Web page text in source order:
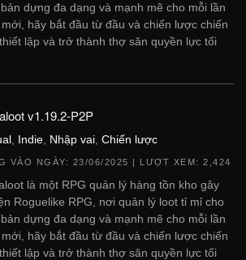
dựng đa dạng và mạnh mẽ cho mỗi lần
hãy bắt đầu từ đầu và chiến lược chiến
lập và trở thành thợ săn quyền lực tối
v1.19.2-P2P
Indie Nhập vai Chiến lược
VÀO NGÀY: 23/06/2025 | LƯỢT XEM: 2,424
là một RPG quản lý hàng tồn kho gây
Roguelike RPG, nơi quản lý loot tỉ mỉ cho
dựng đa dạng và mạnh mẽ cho mỗi lần
hãy bắt đầu từ đầu và chiến lược chiến
lập và trở thành thợ săn quyền lực tối